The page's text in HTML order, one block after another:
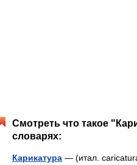
Смотреть что такое
словарях:
Карикатура — (итал.